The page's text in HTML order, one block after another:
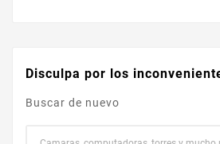
Disculpa por los
Buscar de nuevo